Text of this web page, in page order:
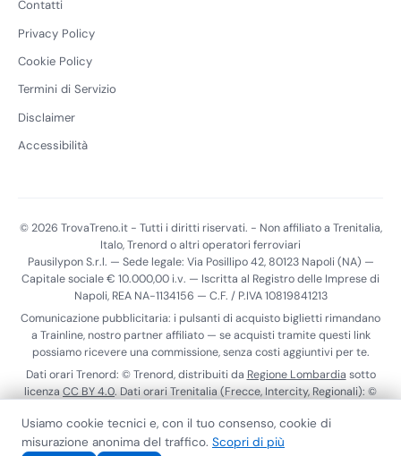
Contatti
Privacy Policy
Cookie Policy
Termini di Servizio
Disclaimer
Accessibilità
© 2026 TrovaTreno.it - Tutti i diritti riservati. - Non affiliato a Trenitalia,
Italo, Trenord o altri operatori ferroviari
Pausilypon S.r.l. — Sede legale: Via Posillipo 42, 80123 Napoli (NA) —
Capitale sociale € 10.000,00 i.v. — Iscritta al Registro delle Imprese di
Napoli, REA NA-1134156 — C.F. / P.IVA 10819841213
Comunicazione pubblicitaria: i pulsanti di acquisto biglietti rimandano
a Trainline, nostro partner affiliato — se acquisti tramite questi link
possiamo ricevere una commissione, senza costi aggiuntivi per te.
Dati orari Trenord: © Trenord, distribuiti da Regione Lombardia sotto
licenzaCC BY 4.0. Dati orari Trenitalia (Frecce, Intercity, Regionali): ©
sensi del Reg. (UE) 2017/1926. Dati realtime Trenitalia:ViaggiaTreno
Calendario scioperi:MIT.
Usiamo cookie tecnici e, con il tuo consenso, cookie di
misurazione anonima del traffico. Scopri di più